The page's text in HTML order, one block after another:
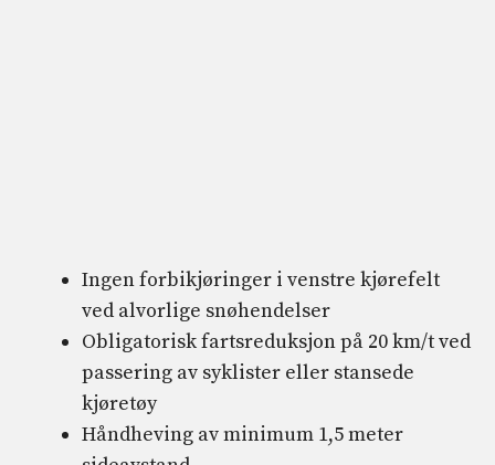
Ingen forbikjøringer i venstre kjørefelt
ved alvorlige snøhendelser
Obligatorisk fartsreduksjon på 20 km/t ved
passering av syklister eller stansede
kjøretøy
Håndheving av minimum 1,5 meter